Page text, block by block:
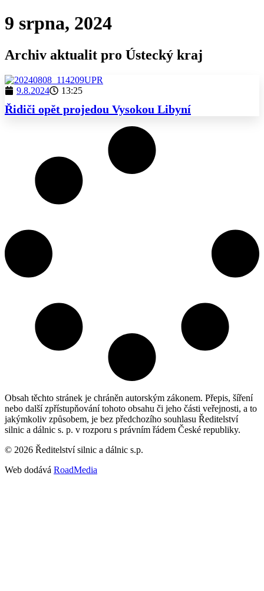
9 srpna, 2024
Archiv aktualit pro Ústecký kraj
9.8.2024 13:25
Řidiči opět projedou Vysokou Libyní
Obsah těchto stránek je chráněn autorským zákonem. Přepis, šíření
nebo další zpřístupňování tohoto obsahu či jeho části veřejnosti, a to
jakýmkoliv způsobem, je bez předchozího souhlasu Ředitelství
silnic a dálnic s. p. v rozporu s právním řádem České republiky.
© 2026 Ředitelství silnic a dálnic s.p.
Web dodává RoadMedia